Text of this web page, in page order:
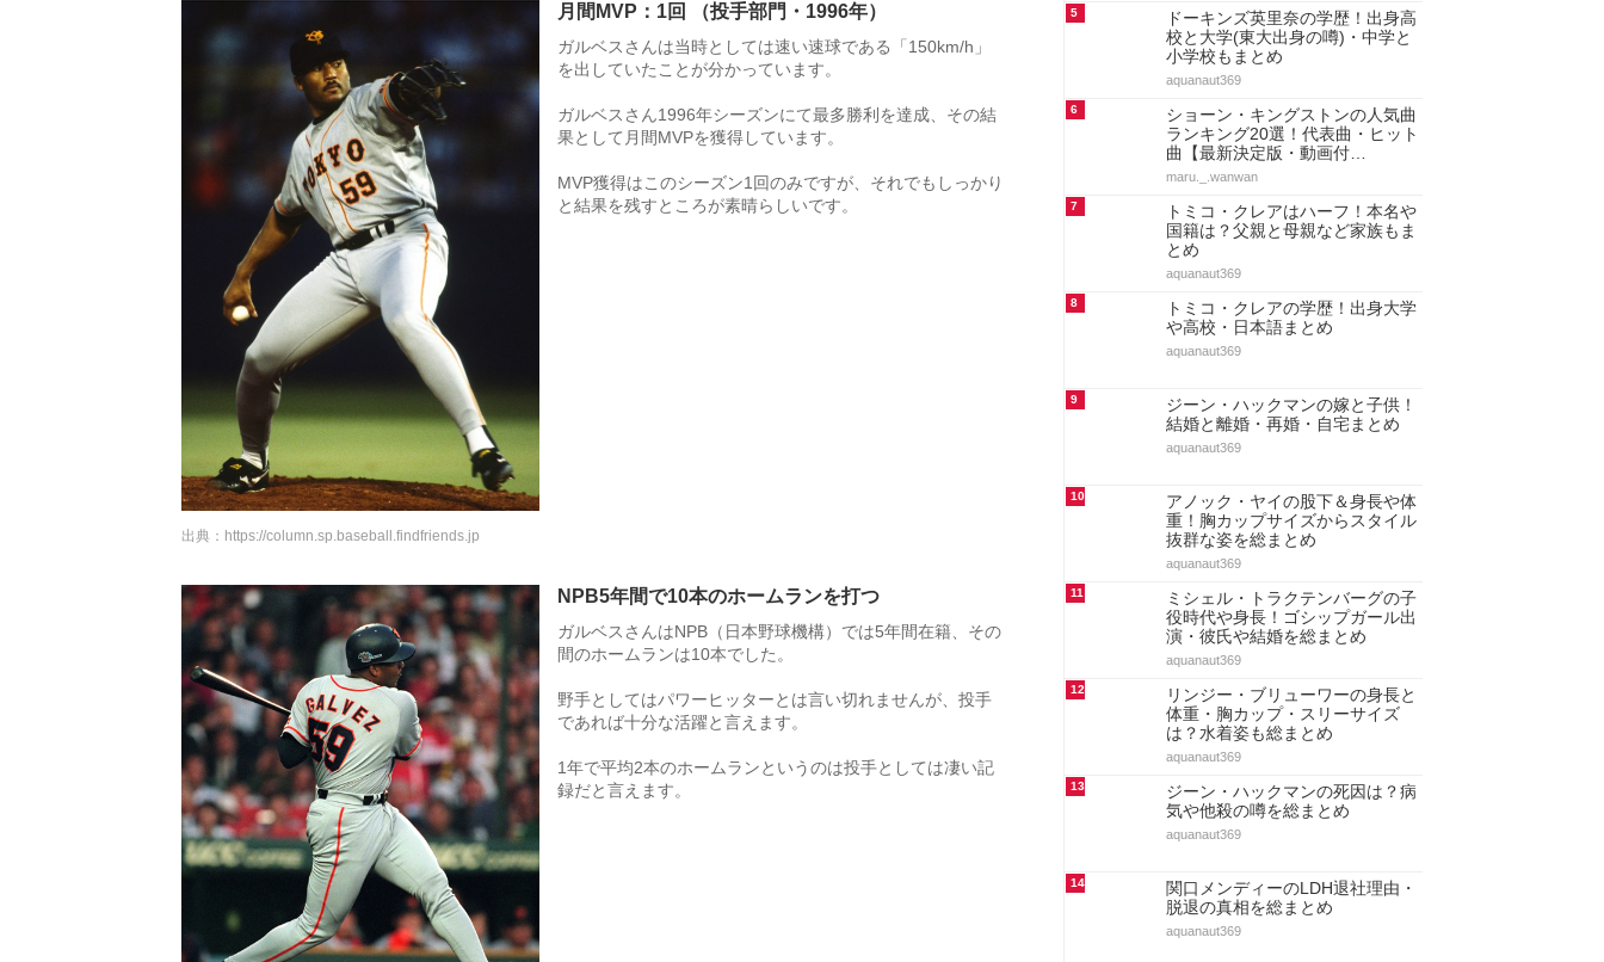
月間MVP：1回 （投手部門・1996年）
ガルベスさんは当時としては速い速球である「150km/h」
を出していたことが分かっています。
ガルベスさん1996年シーズンにて最多勝利を達成、その結
果として月間MVPを獲得しています。
MVP獲得はこのシーズン1回のみですが、それでもしっかり
と結果を残すところが素晴らしいです。
出典： https://column.sp.baseball.findfriends.jp
NPB5年間で10本のホームランを打つ
ガルベスさんはNPB（日本野球機構）では5年間在籍、その
間のホームランは10本でした。
野手としてはパワーヒッターとは言い切れませんが、投手
であれば十分な活躍と言えます。
1年で平均2本のホームランというのは投手としては凄い記
録だと言えます。
5
ドーキンズ英里奈の学歴！出身高
校と大学(東大出身の噂)・中学と
小学校もまとめ
aquanaut369
6
ショーン・キングストンの人気曲
ランキング20選！代表曲・ヒット
曲【最新決定版・動画付…
maru._.wanwan
7
トミコ・クレアはハーフ！本名や
国籍は？父親と母親など家族もま
とめ
aquanaut369
8
トミコ・クレアの学歴！出身大学
や高校・日本語まとめ
aquanaut369
9
ジーン・ハックマンの嫁と子供！
結婚と離婚・再婚・自宅まとめ
aquanaut369
10
アノック・ヤイの股下＆身長や体
重！胸カップサイズからスタイル
抜群な姿を総まとめ
aquanaut369
11
ミシェル・トラクテンバーグの子
役時代や身長！ゴシップガール出
演・彼氏や結婚を総まとめ
aquanaut369
12
リンジー・ブリューワーの身長と
体重・胸カップ・スリーサイズ
は？水着姿も総まとめ
aquanaut369
13
ジーン・ハックマンの死因は？病
気や他殺の噂を総まとめ
aquanaut369
14
関口メンディーのLDH退社理由・
脱退の真相を総まとめ
aquanaut369